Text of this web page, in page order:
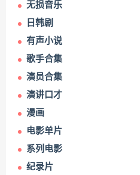
无损音乐
日韩剧
有声小说
歌手合集
演员合集
演讲口才
漫画
电影单片
系列电影
纪录片